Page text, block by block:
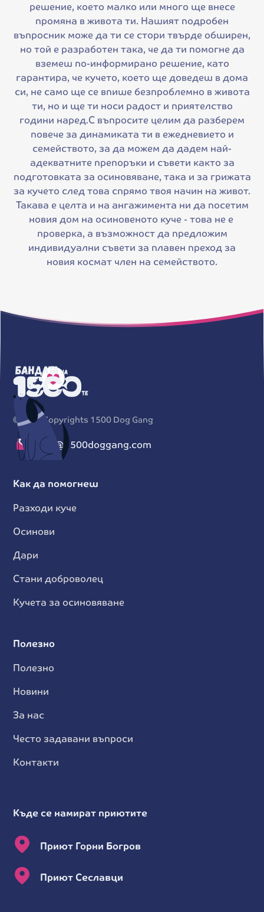
решение, което малко или много ще внесе
промяна в живота ти. Нашият подробен
въпросник може да ти се стори твърде обширен,
но той е разработен така, че да ти помогне да
вземеш по-информирано решение, като
гарантира, че кучето, което ще доведеш в дома
си, не само ще се впише безпроблемно в живота
ти, но и ще ти носи радост и приятелство
години наред.С въпросите целим да разберем
повече за динамиката ти в ежедневието и
семейството, за да можем да дадем най-
адекватните препоръки и съвети както за
подготовката за осиновяване, така и за грижата
за кучето след това спрямо твоя начин на живот.
Такава е целта и на ангажимента ни да посетим
новия дом на осиновеното куче - това не е
проверка, а възможност да предложим
индивидуални съвети за плавен преход за
новия космат член на семейството.
©2026 Copyrights 1500 Dog Gang
info@1500doggang.com
Как да помогнеш
Разходи куче
Осинови
Дари
Стани доброволец
Кучета за осиновяване
Полезно
Полезно
Новини
За нас
Често задавани въпроси
Контакти
Къде се намират приютите
Приют Горни Богров
Приют Сеславци